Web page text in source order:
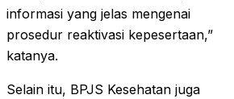
informasi yang jelas mengenai
prosedur reaktivasi kepesertaan,”
katanya.
Selain itu, BPJS Kesehatan juga